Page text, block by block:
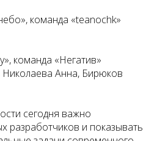
команда «teanochk»
команда «Негатив»
Николаева Анна, Бирюков
сегодня важно
разработчиков и показывать